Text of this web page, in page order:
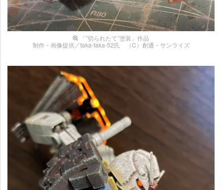
「”切られたて”塗装」作品
制作・画像提供／taka-taka-52氏 （C）創通・サンライズ